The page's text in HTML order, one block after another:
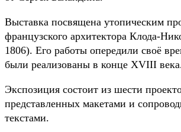
Выставка посвящена утопическим
французского архитектора Клода-
1806). Его работы опередили своё
были реализованы в конце XVIII
Экспозиция состоит из шести
представленных макетами и
текстами.